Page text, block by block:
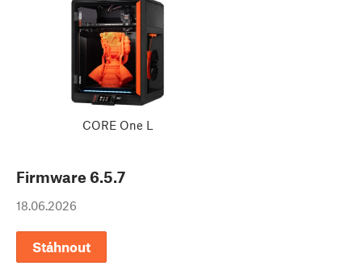
CORE One L
Firmware 6.5.7
18.06.2026
Stáhnout